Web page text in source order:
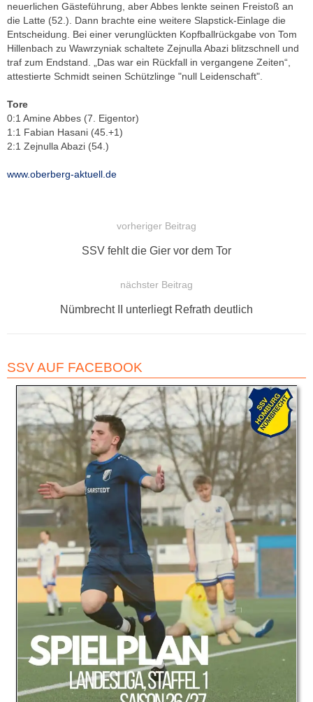
neuerlichen Gästeführung, aber Abbes lenkte seinen Freistoß an
die Latte (52.). Dann brachte eine weitere Slapstick-Einlage die
Entscheidung. Bei einer verunglückten Kopfballrückgabe von Tom
Hillenbach zu Wawrzyniak schaltete Zejnulla Abazi blitzschnell und
traf zum Endstand. „Das war ein Rückfall in vergangene Zeiten“,
attestierte Schmidt seinen Schützlinge "null Leidenschaft".
Tore
0:1 Amine Abbes (7. Eigentor)
1:1 Fabian Hasani (45.+1)
2:1 Zejnulla Abazi (54.)
www.oberberg-aktuell.de
vorheriger Beitrag
Vorheriger
SSV fehlt die Gier vor dem Tor
nächster Beitrag
Nächster
Nümbrecht II unterliegt Refrath deutlich
SSV AUF FACEBOOK